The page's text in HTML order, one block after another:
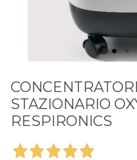
STAZIONARIO
RESPIRONICS